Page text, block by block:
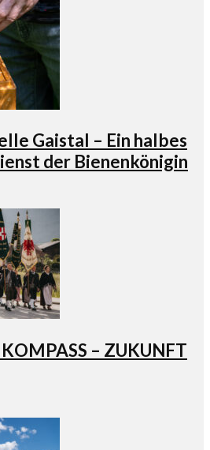
Gaistal – Ein halbes
der Bienenkönigin
– ZUKUNFT